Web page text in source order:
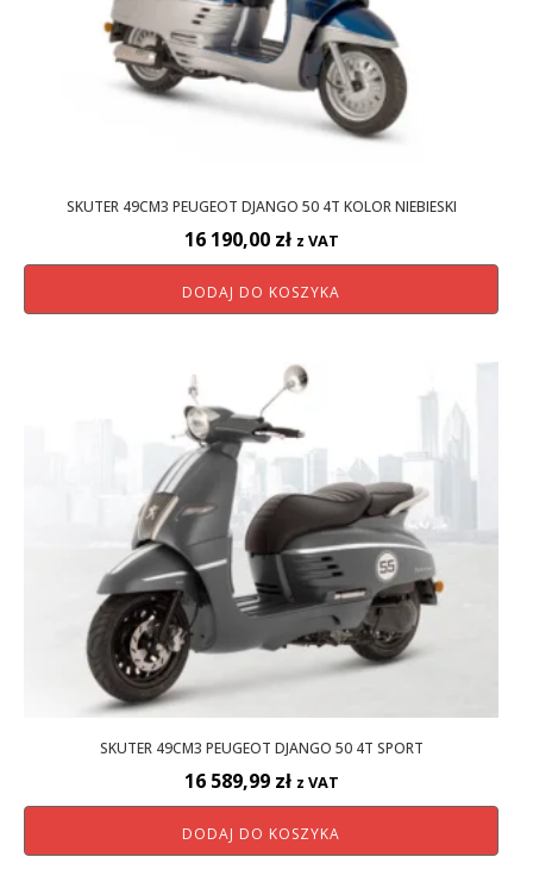
SKUTER 49CM3 PEUGEOT DJANGO 50 4T KOLOR NIEBIESKI
16 190,00 zł z VAT
DODAJ DO KOSZYKA
SKUTER 49CM3 PEUGEOT DJANGO 50 4T SPORT
16 589,99 zł z VAT
DODAJ DO KOSZYKA